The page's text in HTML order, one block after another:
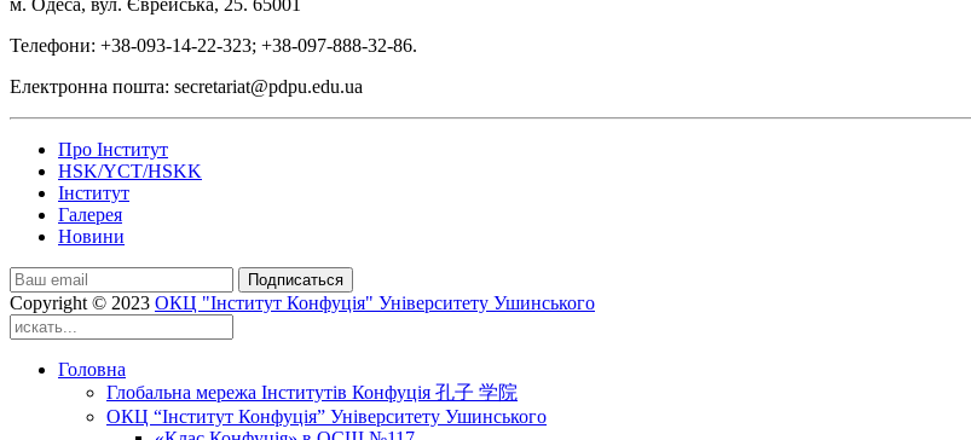
м. Одеса, вул. Єврейська, 25. 65001
Телефони: +38-093-14-22-323; +38-097-888-32-86.
Електронна пошта: secretariat@pdpu.edu.ua
Про Інститут
HSK/YCT/HSKK
Інститут
Галерея
Новини
Подписаться
Copyright © 2023 ОКЦ "Інститут Конфуція" Університету Ушинського
Головна
Глобальна мережа Інститутів Конфуція 孔子 学院
ОКЦ “Інститут Конфуція” Університету Ушинського